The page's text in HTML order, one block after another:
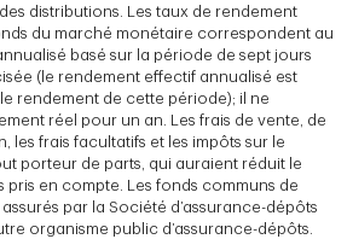
distributions. Les taux de rendement
du marché monétaire correspondent au
basé sur la période de sept jours
(le rendement effectif annualisé est
rendement de cette période); il ne
réel pour un an. Les frais de vente, de
les frais facultatifs et les impôts sur le
porteur de parts, qui auraient réduit le
pris en compte. Les fonds communs de
par la Société d’assurance-dépôts
organisme public d’assurance-dépôts.